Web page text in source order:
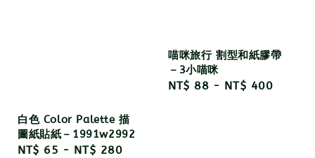
白色 Color Palette 描
圖紙貼紙－1991w2992
Regular
NT$ 65 - NT$ 280
喵咪旅行 割型和紙膠帶
－3小喵咪
Regular
NT$ 88 - NT$ 400